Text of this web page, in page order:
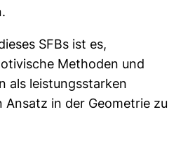
SFBs ist es,
Methoden und
als leistungsstarken
in der Geometrie zu